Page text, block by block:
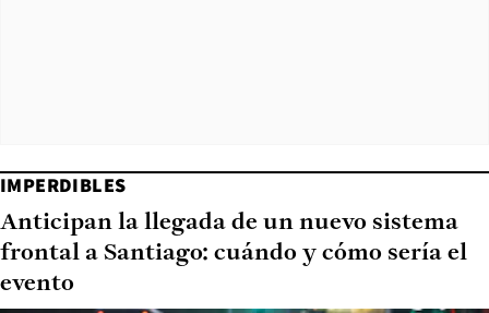
IMPERDIBLES
Anticipan la llegada de un nuevo sistema
frontal a Santiago: cuándo y cómo sería el
evento